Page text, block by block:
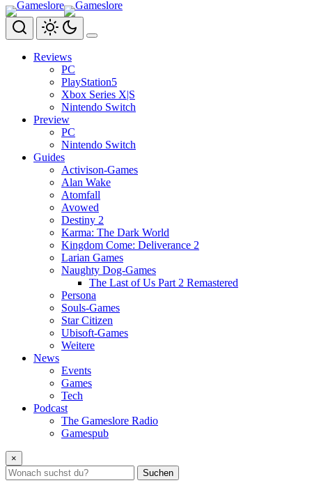
Zum
Inhalt
springen
Reviews
PC
PlayStation5
Xbox Series X|S
Nintendo Switch
Preview
PC
Nintendo Switch
Guides
Activison-Games
Alan Wake
Atomfall
Avowed
Destiny 2
Karma: The Dark World
Kingdom Come: Deliverance 2
Larian Games
Naughty Dog-Games
The Last of Us Part 2 Remastered
Persona
Souls-Games
Star Citizen
Ubisoft-Games
Weitere
News
Events
Games
Tech
Podcast
The Gameslore Radio
Gamespub
×
Suchen